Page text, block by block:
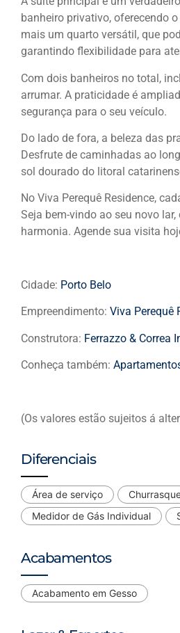
banheiro privativo, oferecendo
mais um quarto versátil, que
garantindo flexibilidade para
Com dois banheiros no total,
arrumar. A praticidade é
segurança para o seu veículo.
Do lado de fora, a beleza das
Desfrute de caminhadas ao
sol dourado do litoral
No Viva Perequê Residence,
Seja bem-vindo ao seu novo
harmonia. Agende sua visita
Cidade: Porto Belo
Empreendimento: Viva Perequê
Construtora: Ferrazzo & Correa
Conheça também:
(Os valores estão sujeitos á
Diferenciais
Área de serviço
Medidor de Gás Individual
Acabamentos
Acabamento em Gesso